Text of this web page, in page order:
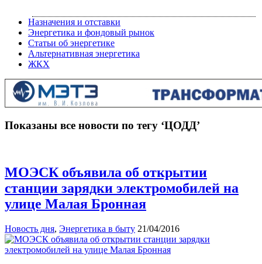
Назначения и отставки
Энергетика и фондовый рынок
Статьи об энергетике
Альтернативная энергетика
ЖКХ
Показаны все новости по тегу ‘ЦОДД’
МОЭСК объявила об открытии
станции зарядки электромобилей на
улице Малая Бронная
Новость дня, Энергетика в быту 21/04/2016